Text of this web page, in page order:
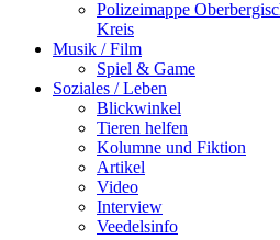
Polizeimappe
Kreis
Musik / Film
Spiel & Game
Soziales / Leben
Blickwinkel
Tieren helfen
Kolumne und Fiktion
Artikel
Video
Interview
Veedelsinfo